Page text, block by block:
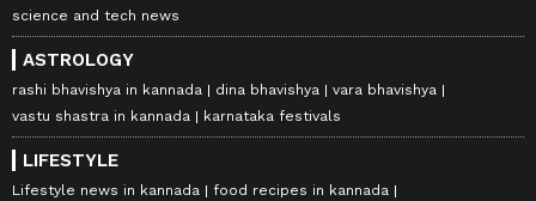
science and tech news
ASTROLOGY
rashi bhavishya in kannada dina bhavishya
vara bhavishya
vastu shastra in kannada
karnataka festivals
LIFESTYLE
Lifestyle news in kannada
food recipes in kannada